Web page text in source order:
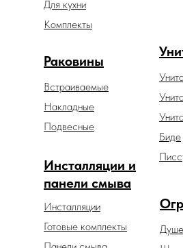
Раковины
Встраиваемые
Накладные
Подвесные
Для кухни
Биде
Инсталляции и
панели смыва
Инсталляции
Готовые комплекты
Комплекты